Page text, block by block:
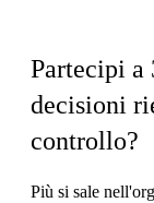
Partecipi a
decisioni
controllo?
Più si sale